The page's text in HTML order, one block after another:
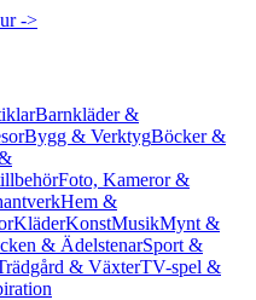
->
Barnkläder &
Bygg & VerktygBöcker &
Foto, Kameror &
Hem &
KläderKonstMusikMynt &
& ÄdelstenarSport &
& VäxterTV-spel &